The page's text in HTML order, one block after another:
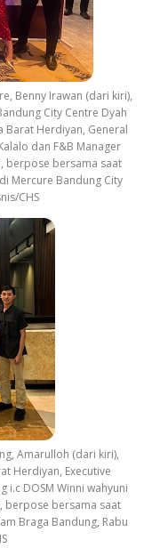
Benny Irawan (dari kiri),
City Centre Dyah
Barat Herdiyan, General
dan F&B Manager
berpose bersama saat
Mercure Bandung City
CHS
Amarulloh (dari kiri),
Herdiyan, Executive
i.c DOSM Winni wahyuni
berpose bersama saat
Braga Bandung, Rabu